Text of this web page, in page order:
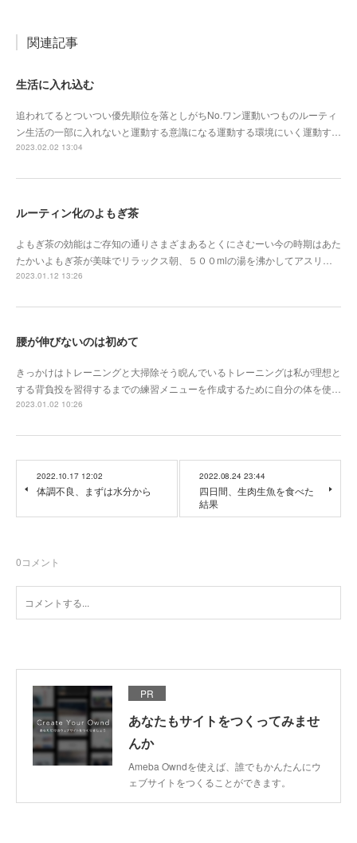
関連記事
生活に入れ込む
追われてるとついつい優先順位を落としがちNo.ワン運動いつものルーティ
ン生活の一部に入れないと運動する意識になる運動する環境にいく運動す…
2023.02.02 13:04
ルーティン化のよもぎ茶
よもぎ茶の効能はご存知の通りさまざまあるとくにさむーい今の時期はあた
たかいよもぎ茶が美味でリラックス朝、５００mlの湯を沸かしてアスリ…
2023.01.12 13:26
腰が伸びないのは初めて
きっかけはトレーニングと大掃除そう睨んでいるトレーニングは私が理想と
する背負投を習得するまでの練習メニューを作成するために自分の体を使…
2023.01.02 10:26
2022.10.17 12:02
体調不良、まずは水分から
2022.08.24 23:44
四日間、生肉生魚を食べた
結果
0コメント
PR
あなたもサイトをつくってみませ
んか
Ameba Owndを使えば、誰でもかんたんにウ
ェブサイトをつくることができます。